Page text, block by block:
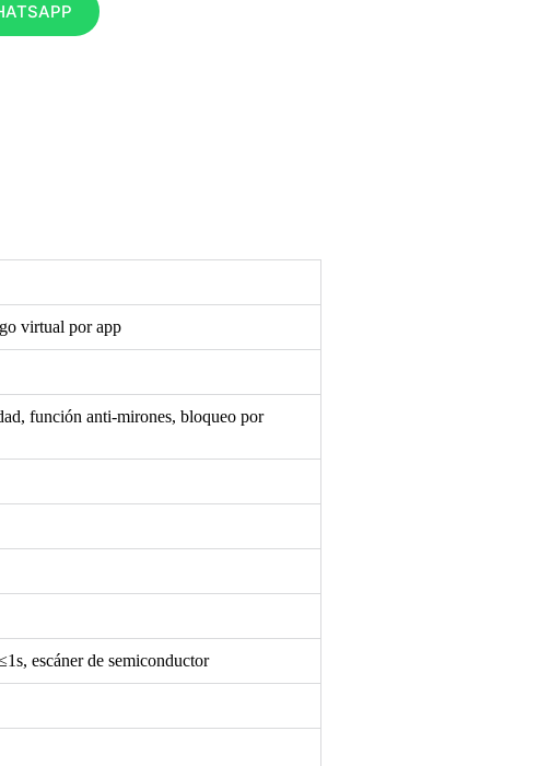
virtual por app
función anti-mirones, bloqueo por
escáner de semiconductor